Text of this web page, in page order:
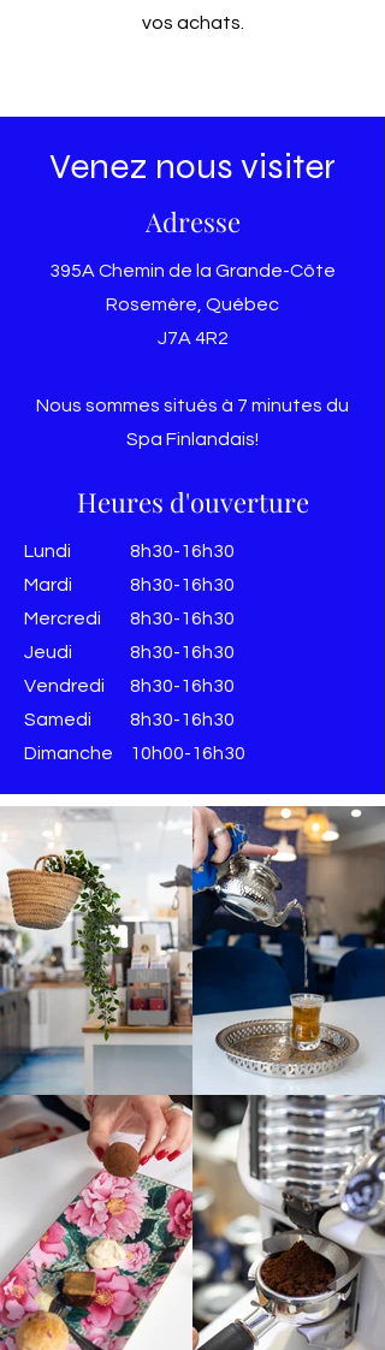
vos achats.
Venez nous visiter
Adresse
395A Chemin de la Grande-Côte
Rosemère, Québec
J7A 4R2
Nous sommes situés à 7 minutes du
Spa Finlandais!
Heures d'ouverture
Lundi
Mardi
Mercredi
Jeudi
Vendredi
​​Samedi
​Dimanche
8h30-16h30
8h30-16h30
8h30-16h30
8h30-16h30
8h30-16h30
8h30-16h30
10h00-16h30